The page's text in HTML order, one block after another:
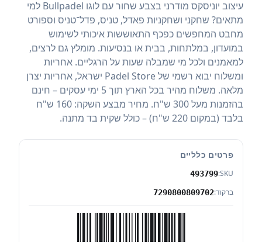
עיצוב יוניסקס מודרני בצבע שחור עם לוגו Bullpadel למי
מתאים? שחקני ושחקניות פאדל, טניס, פדל־טניס וספורט
מחבט המחפשים כפכף התאוששות איכותי לשימוש
במועדון, במלתחות, בבית או בנסיעות. מומלץ גם לרצים,
למאמנים ולכל מי שמבלה שעות על הרגליים. אחריות
ומשלוח יבוא רשמי של Padel Store ישראל, אחריות יצרן
מלאה. משלוח מהיר בכל הארץ תוך 5 ימי עסקים – חינם
בהזמנות מעל 300 ש"ח. מחיר מבצע השקה: 160 ש"ח
בלבד (במקום 220 ש"ח) – כולל שקית בד מתנה.
פרטים כלליים
SKU:
493799
ברקוד:7290800809702